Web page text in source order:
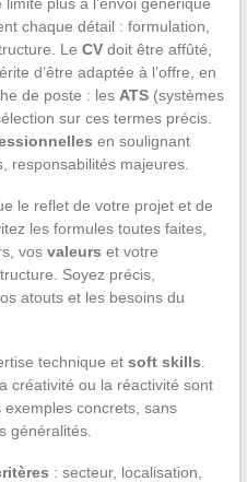
chaque détail : formulation,
Le CVdoit être affûté,
d’être adaptée à l’offre, en
de poste : les ATS(systèmes
sur ces termes précis.
en soulignant
responsabilités majeures.
le reflet de votre projet et de
les formules toutes faites,
vos valeurs et votre
Soyez précis,
atouts et les besoins du
technique et soft skills
créativité ou la réactivité sont
concrets, sans
généralités.
: secteur, localisation,